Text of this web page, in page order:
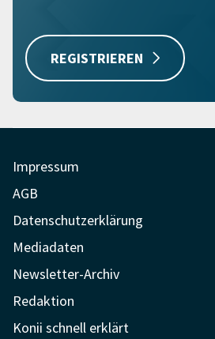
REGISTRIEREN
Impressum
AGB
Datenschutzerklärung
Mediadaten
Newsletter-Archiv
Redaktion
Konii schnell erklärt